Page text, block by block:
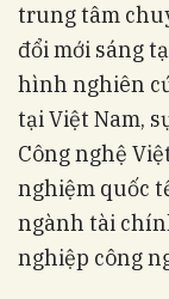
trung tâm
đổi mới sáng
hình nghiên
tại Việt Nam,
Công nghệ
nghiệm quốc
ngành tài
nghiệp công